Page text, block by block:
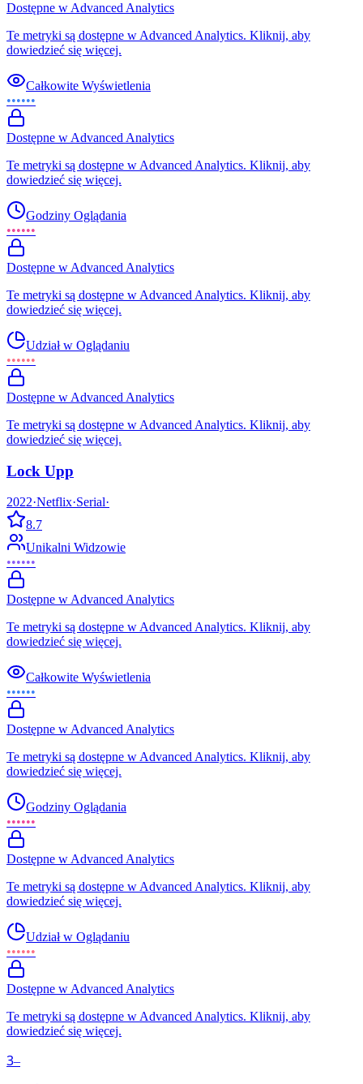
Dostępne w Advanced Analytics
Te metryki są dostępne w Advanced Analytics. Kliknij, aby
dowiedzieć się więcej.
Całkowite Wyświetlenia
••••••
Dostępne w Advanced Analytics
Te metryki są dostępne w Advanced Analytics. Kliknij, aby
dowiedzieć się więcej.
Godziny Oglądania
••••••
Dostępne w Advanced Analytics
Te metryki są dostępne w Advanced Analytics. Kliknij, aby
dowiedzieć się więcej.
Udział w Oglądaniu
••••••
Dostępne w Advanced Analytics
Te metryki są dostępne w Advanced Analytics. Kliknij, aby
dowiedzieć się więcej.
Lock Upp
2022·Netflix·Serial·
8.7
Unikalni Widzowie
••••••
Dostępne w Advanced Analytics
Te metryki są dostępne w Advanced Analytics. Kliknij, aby
dowiedzieć się więcej.
Całkowite Wyświetlenia
••••••
Dostępne w Advanced Analytics
Te metryki są dostępne w Advanced Analytics. Kliknij, aby
dowiedzieć się więcej.
Godziny Oglądania
••••••
Dostępne w Advanced Analytics
Te metryki są dostępne w Advanced Analytics. Kliknij, aby
dowiedzieć się więcej.
Udział w Oglądaniu
••••••
Dostępne w Advanced Analytics
Te metryki są dostępne w Advanced Analytics. Kliknij, aby
dowiedzieć się więcej.
3–